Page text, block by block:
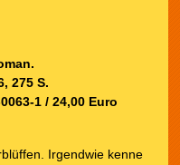
275 S.
1 / 24,00 Euro
Irgendwie kenne